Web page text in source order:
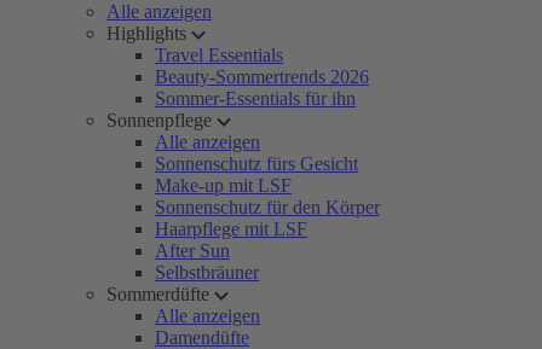
Alle anzeigen
Highlights
Travel Essentials
Beauty-Sommertrends 2026
Sommer-Essentials für ihn
Sonnenpflege
Alle anzeigen
Sonnenschutz fürs Gesicht
Make-up mit LSF
Sonnenschutz für den Körper
Haarpflege mit LSF
After Sun
Selbstbräuner
Sommerdüfte
Alle anzeigen
Damendüfte